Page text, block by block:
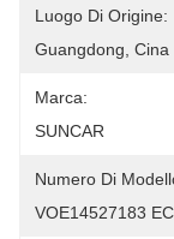
Luogo Di Origine:
Guangdong, Cina
Marca:
SUNCAR
Numero Di
VOE14527183